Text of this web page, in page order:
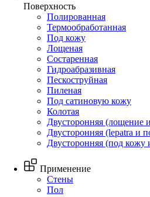
Поверхность
Полированная
Термообработанная
Под кожу
Лощеная
Состаренная
Гидроабразивная
Пескоструйная
Пиленая
Под сатиновую кожу
Колотая
Двусторонняя (лощение
Двусторонняя (lepatra и
Двусторонняя (под кожу
Применение
Стены
Пол